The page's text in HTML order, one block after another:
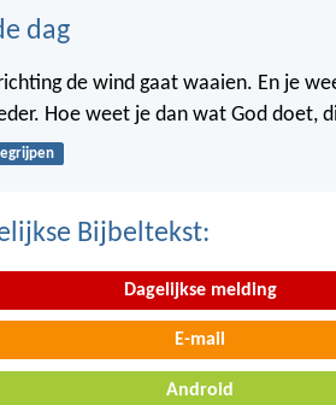
dag
de wind gaat waaien. En je
Hoe weet je dan wat God doet,
Bijbeltekst:
Dagelijkse melding
E-mail
Android